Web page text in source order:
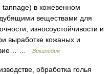
в кожевенном
веществами для
износоустойчивости и
выработке кожаных и
…
Википедия
обработка голья